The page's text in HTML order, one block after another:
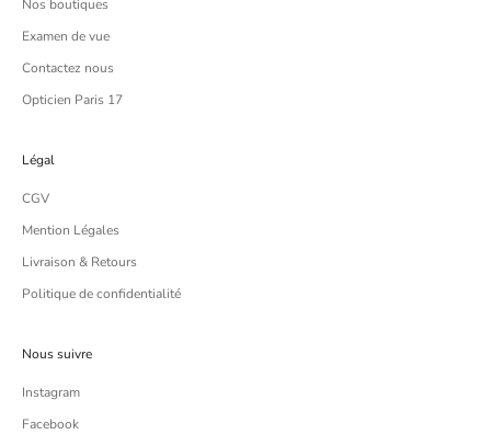
Nos boutiques
Examen de vue
Contactez nous
Opticien Paris 17
Légal
CGV
Mention Légales
Livraison & Retours
Politique de confidentialité
Nous suivre
Instagram
Facebook